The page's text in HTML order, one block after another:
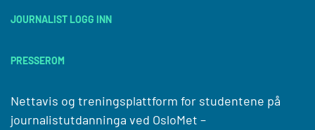
JOURNALIST LOGG INN
PRESSEROM
Nettavis og treningsplattform for studentene på
journalistutdanninga ved OsloMet –